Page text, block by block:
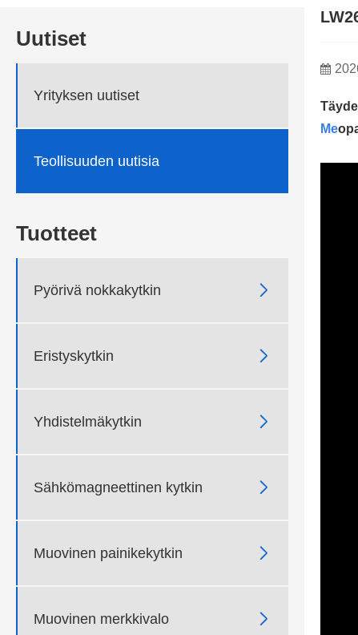
Uutiset
Yrityksen uutiset
Teollisuuden uutisia
Tuotteet
Pyörivä nokkakytkin 
Eristyskytkin 
Yhdistelmäkytkin 
Sähkömagneettinen kytkin 
Muovinen painikekytkin 
Muovinen merkkivalo 
Me